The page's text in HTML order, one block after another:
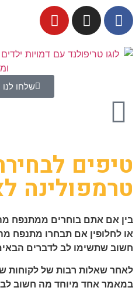
שלחו
טיפים
טרמפולינה
בין אם אתם בוחרים ממתנפח
או לחלופין אם תבחרו מתנפח
חשוב שתשימו לב לדברים
לאחר שאלות רבות של לקוחות
במאמר אחד מיוחד מה חשוב